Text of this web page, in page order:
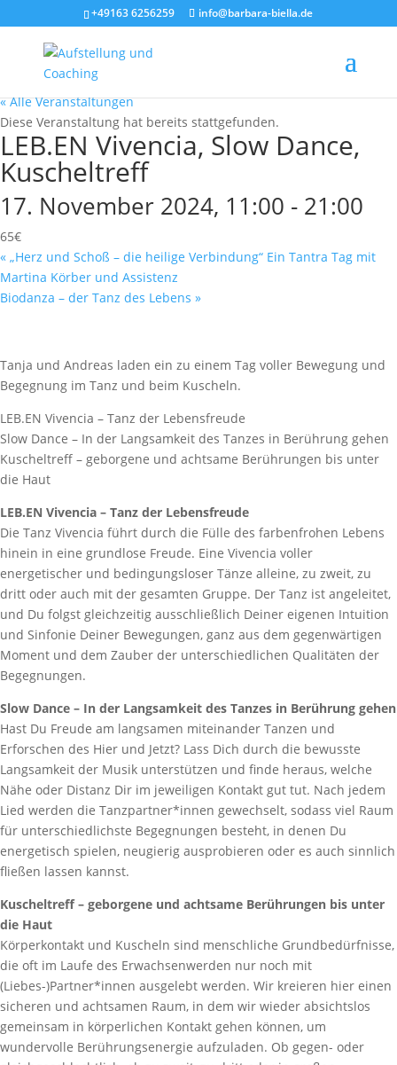
+49163 6256259 info@barbara-biella.de
« Alle Veranstaltungen
Diese Veranstaltung hat bereits stattgefunden.
LEB.EN Vivencia, Slow Dance,
Kuscheltreff
17. November 2024, 11:00 - 21:00
65€
« „Herz und Schoß – die heilige Verbindung“ Ein Tantra Tag mit
Martina Körber und Assistenz
Biodanza – der Tanz des Lebens »
Tanja und Andreas laden ein zu einem Tag voller Bewegung und
Begegnung im Tanz und beim Kuscheln.
LEB.EN Vivencia – Tanz der Lebensfreude
Slow Dance – In der Langsamkeit des Tanzes in Berührung gehen
Kuscheltreff – geborgene und achtsame Berührungen bis unter
die Haut
LEB.EN Vivencia – Tanz der Lebensfreude
Die Tanz Vivencia führt durch die Fülle des farbenfrohen Lebens
hinein in eine grundlose Freude. Eine Vivencia voller
energetischer und bedingungsloser Tänze alleine, zu zweit, zu
dritt oder auch mit der gesamten Gruppe. Der Tanz ist angeleitet,
und Du folgst gleichzeitig ausschließlich Deiner eigenen Intuition
und Sinfonie Deiner Bewegungen, ganz aus dem gegenwärtigen
Moment und dem Zauber der unterschiedlichen Qualitäten der
Begegnungen.
Slow Dance – In der Langsamkeit des Tanzes in Berührung gehen
Hast Du Freude am langsamen miteinander Tanzen und
Erforschen des Hier und Jetzt? Lass Dich durch die bewusste
Langsamkeit der Musik unterstützen und finde heraus, welche
Nähe oder Distanz Dir im jeweiligen Kontakt gut tut. Nach jedem
Lied werden die Tanzpartner*innen gewechselt, sodass viel Raum
für unterschiedlichste Begegnungen besteht, in denen Du
energetisch spielen, neugierig ausprobieren oder es auch sinnlich
fließen lassen kannst.
Kuscheltreff – geborgene und achtsame Berührungen bis unter
die Haut
Körperkontakt und Kuscheln sind menschliche Grundbedürfnisse,
die oft im Laufe des Erwachsenwerden nur noch mit
(Liebes-)Partner*innen ausgelebt werden. Wir kreieren hier einen
sicheren und achtsamen Raum, in dem wir wieder absichtslos
gemeinsam in körperlichen Kontakt gehen können, um
wundervolle Berührungsenergie aufzuladen. Ob gegen- oder